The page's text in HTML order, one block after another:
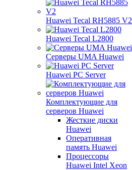
Huawei Tecal RH5885 V2
Huawei Tecal L2800
Серверы UMA Huawei
Huawei PC Server
Комплектующие для
серверов Huawei
Жесткие диски
Huawei
Оперативная
память Huawei
Процессоры
Huawei Intel Xeon